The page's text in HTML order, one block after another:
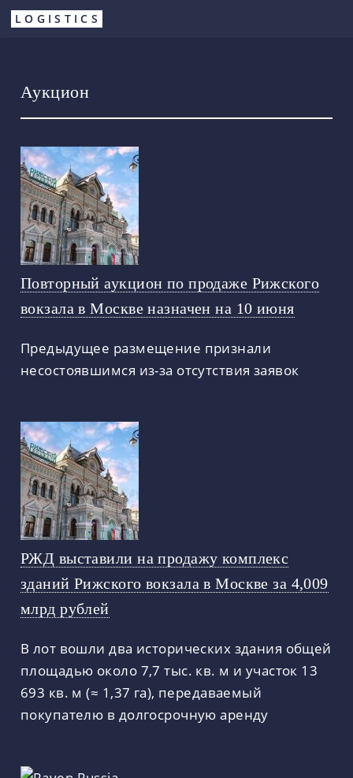
Перейти
LOGISTICS
Аукцион
Повторный аукцион по продаже Рижского
вокзала в Москве назначен на 10 июня
Предыдущее размещение признали
несостоявшимся из-за отсутствия заявок
РЖД выставили на продажу комплекс
зданий Рижского вокзала в Москве за 4,009
млрд рублей
В лот вошли два исторических здания общей
площадью около 7,7 тыс. кв. м и участок 13
693 кв. м (≈ 1,37 га), передаваемый
покупателю в долгосрочную аренду